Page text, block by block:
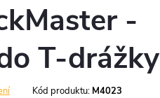
-
T-drážky
Kód produktu: M4023